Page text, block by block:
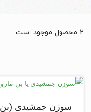
2 محصول موجود است
سوزن جمشیدی (بن